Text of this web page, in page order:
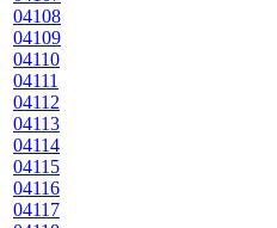
04108
04109
04110
04111
04112
04113
04114
04115
04116
04117